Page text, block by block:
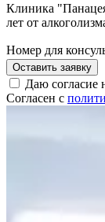
Клиника
лет от
Номер для
Оставить заявку
Даю согласие
Согласен с